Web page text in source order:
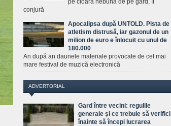
pe cioara nebună de pe gard, îi
conjură
Apocalipsa după UNTOLD. Pista de
atletism distrusă, iar gazonul de un
milion de euro e înlocuit cu unul de
180.000
An după an daunele materiale provocate de cel mai
mare festival de muzică electronică
ADVERTORIAL
Gard între vecini: regulile
generale și ce trebuie să verifici
înainte să începi lucrarea